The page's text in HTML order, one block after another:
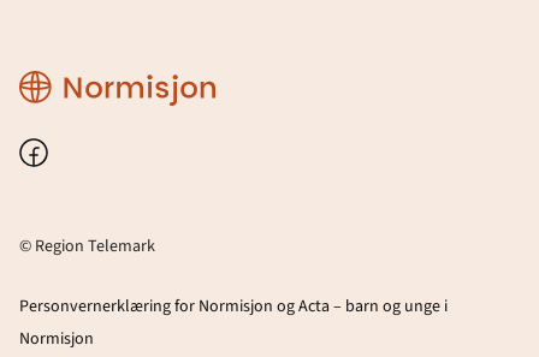
Region
Telemark
Facebook
© Region Telemark
Personvernerklæring for Normisjon og Acta – barn og unge i
Normisjon